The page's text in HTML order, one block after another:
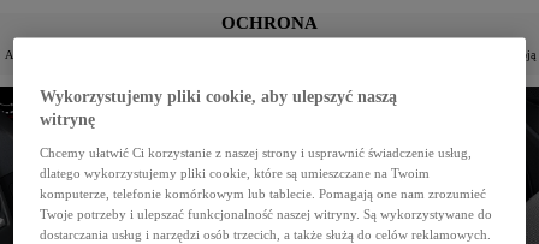
OCHRONA
Akcesoria ochronne pozwolą Ci cieszyć się komfortowym użytkowaniem auta na co dzień i zabezpieczą Twoją
Wykorzystujemy pliki cookie, aby ulepszyć naszą
witrynę
Chcemy ułatwić Ci korzystanie z naszej strony i usprawnić świadczenie usług,
dlatego wykorzystujemy pliki cookie, które są umieszczane na Twoim
komputerze, telefonie komórkowym lub tablecie. Pomagają one nam zrozumieć
Twoje potrzeby i ulepszać funkcjonalność naszej witryny. Są wykorzystywane do
dostarczania usług i narzędzi osób trzecich, a także służą do celów reklamowych.